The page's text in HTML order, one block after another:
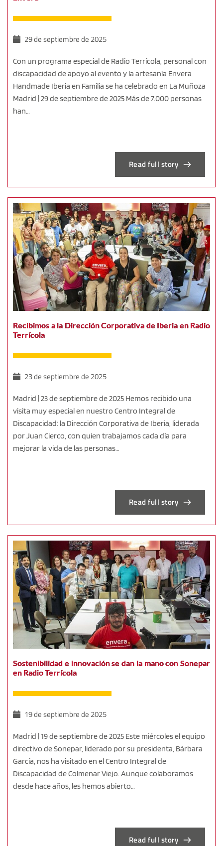
29 de septiembre de 2025
Con un programa especial de Radio Terrícola, personal con
discapacidad de apoyo al evento y la artesanía Envera
Handmade Iberia en Familia se ha celebrado en La Muñoza
Madrid | 29 de septiembre de 2025 Más de 7.000 personas
han…
Read full story
Recibimos a la Dirección Corporativa de Iberia en Radio
Terrícola
23 de septiembre de 2025
Madrid | 23 de septiembre de 2025 Hemos recibido una
visita muy especial en nuestro Centro Integral de
Discapacidad: la Dirección Corporativa de Iberia, liderada
por Juan Cierco, con quien trabajamos cada día para
mejorar la vida de las personas…
Read full story
Sostenibilidad e innovación se dan la mano con Sonepar
en Radio Terrícola
19 de septiembre de 2025
Madrid | 19 de septiembre de 2025 Este miércoles el equipo
directivo de Sonepar, liderado por su presidenta, Bárbara
García, nos ha visitado en el Centro Integral de
Discapacidad de Colmenar Viejo. Aunque colaboramos
desde hace años, les hemos abierto…
Read full story